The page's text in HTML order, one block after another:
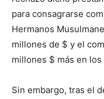
para consagrarse
Hermanos
millones de $ y el
millones $ más en
Sin embargo, tras el